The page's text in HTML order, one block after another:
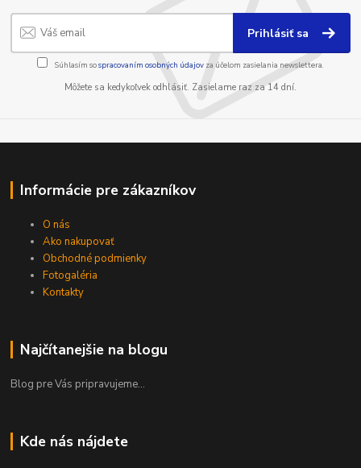
Prihlásiť sa
Súhlasím sospracovaním osobných údajov za účelom zasielania newslettera.
Môžete sa kedykoľvek odhlásiť. Zasielame raz za 14 dní.
Informácie pre zákazníkov
O nás
Ako nakupovať
Obchodné podmienky
Fotogaléria
Kontakty
Najčítanejšie na blogu
Blog pre Vás pripravujeme...
Kde nás nájdete